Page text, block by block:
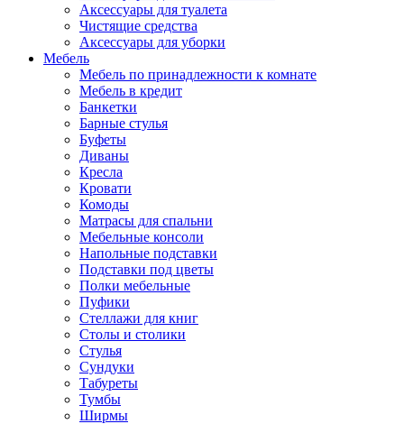
Аксессуары для туалета
Чистящие средства
Аксессуары для уборки
Мебель
Мебель по принадлежности к комнате
Мебель в кредит
Банкетки
Барные стулья
Буфеты
Диваны
Кресла
Кровати
Комоды
Матрасы для спальни
Мебельные консоли
Напольные подставки
Подставки под цветы
Полки мебельные
Пуфики
Стеллажи для книг
Столы и столики
Стулья
Сундуки
Табуреты
Тумбы
Ширмы